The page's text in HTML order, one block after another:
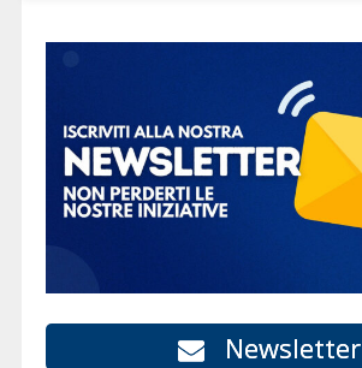
Newsletter